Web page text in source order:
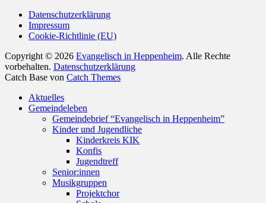
Datenschutzerklärung
Impressum
Cookie-Richtlinie (EU)
Copyright © 2026 Evangelisch in Heppenheim. Alle Rechte
vorbehalten. Datenschutzerklärung
Catch Base von Catch Themes
oben
scrollen
Aktuelles
Gemeindeleben
Gemeindebrief “Evangelisch in Heppenheim”
Kinder und Jugendliche
Kinderkreis KIK
Konfis
Jugendtreff
Senior:innen
Musikgruppen
Projektchor